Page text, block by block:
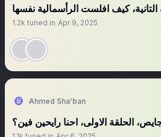
التانية، كيف افلست الرأسمالية نفسها
1.2k tuned in Apr 9, 2025
Ahmed Sha’ban
الحلقة الاولى، احنا رايحين فين؟